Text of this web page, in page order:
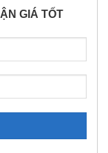
GIÁ TỐT